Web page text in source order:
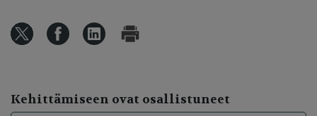
Kehittämiseen ovat osallistuneet